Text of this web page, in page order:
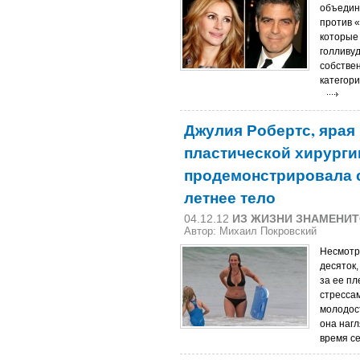
против
которые
Джулия Робертс,
пластической
продемонстрировала
летнее тело
04.12.12 ИЗ ЖИЗНИ
Автор: Михаил Покровский
за ее
она
время